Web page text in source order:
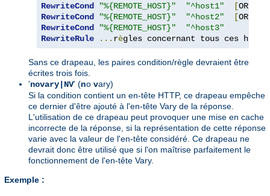
RewriteCond "%{REMOTE_HOST}" "^host1" [OR
RewriteCond
"%{REMOTE_HOST}" "^host2" [OR
RewriteCond
"%{REMOTE_HOST}"
"^host3"
RewriteRule
... règles concernant tous ces h
Sans ce drapeau, les paires condition/règle devraient être
écrites trois fois.
'novary|NV' (no vary)
Si la condition contient un en-tête HTTP, ce drapeau empêche
ce dernier d'être ajouté à l'en-tête Vary de la réponse.
L'utilisation de ce drapeau peut provoquer une mise en cache
incorrecte de la réponse, si la représentation de cette réponse
varie avec la valeur de l'en-tête considéré. Ce drapeau ne
devrait donc être utilisé que si l'on maîtrise parfaitement le
fonctionnement de l'en-tête Vary.
Exemple :